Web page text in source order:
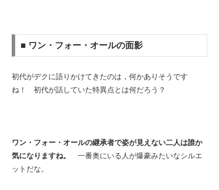
■ ワン・フォー・オールの面影
初代がデクに語りかけてきたのは，何かありそうです
ね！ 初代が話していた特異点とは何だろう？
ワン・フォー・オールの継承者で姿が見えない二人は誰か
気になりますね。
一番奥にいる人が爆豪みたいなシルエ
ットだな。